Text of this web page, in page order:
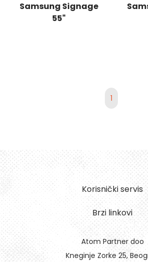
Samsung Signage
55"
1
Korisnički servis
Brzi linkovi
Atom Partner doo
Kneginje Zorke 25,